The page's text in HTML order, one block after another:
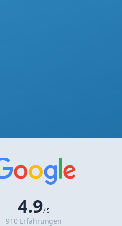
4.9/ 5
910 Erfahrungen